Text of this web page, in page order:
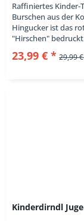
Raffiniertes
Burschen aus der
Hingucker ist das
"Hirschen"
23,99 € * 29,99
Kinderdirndl